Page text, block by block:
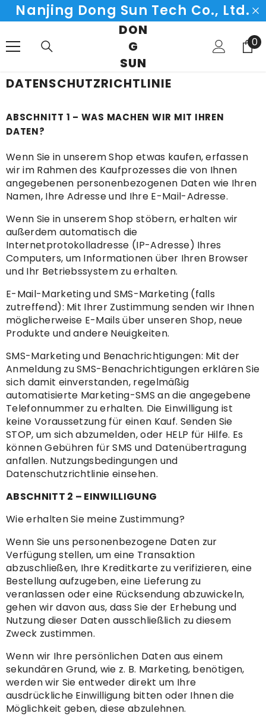
SKIP TO CONTENT
Nanjing Dong Sun Tech Co., Ltd.
DON
G
SUN
00
DATENSCHUTZRICHTLINIE
ABSCHNITT 1 – WAS MACHEN WIR MIT IHREN
DATEN?
Wenn Sie in unserem Shop etwas kaufen, erfassen
wir im Rahmen des Kaufprozesses die von Ihnen
angegebenen personenbezogenen Daten wie Ihren
Namen, Ihre Adresse und Ihre E-Mail-Adresse.
Wenn Sie in unserem Shop stöbern, erhalten wir
außerdem automatisch die
Internetprotokolladresse (IP-Adresse) Ihres
Computers, um Informationen über Ihren Browser
und Ihr Betriebssystem zu erhalten.
E-Mail-Marketing und SMS-Marketing (falls
zutreffend): Mit Ihrer Zustimmung senden wir Ihnen
möglicherweise E-Mails über unseren Shop, neue
Produkte und andere Neuigkeiten.
SMS-Marketing und Benachrichtigungen: Mit der
Anmeldung zu SMS-Benachrichtigungen erklären Sie
sich damit einverstanden, regelmäßig
automatisierte Marketing-SMS an die angegebene
Telefonnummer zu erhalten. Die Einwilligung ist
keine Voraussetzung für einen Kauf. Senden Sie
STOP, um sich abzumelden, oder HELP für Hilfe. Es
können Gebühren für SMS und Datenübertragung
anfallen. Nutzungsbedingungen und
Datenschutzrichtlinie einsehen.
ABSCHNITT 2 – EINWILLIGUNG
Wie erhalten Sie meine Zustimmung?
Wenn Sie uns personenbezogene Daten zur
Verfügung stellen, um eine Transaktion
abzuschließen, Ihre Kreditkarte zu verifizieren, eine
Bestellung aufzugeben, eine Lieferung zu
veranlassen oder eine Rücksendung abzuwickeln,
gehen wir davon aus, dass Sie der Erhebung und
Nutzung dieser Daten ausschließlich zu diesem
Zweck zustimmen.
Wenn wir Ihre persönlichen Daten aus einem
sekundären Grund, wie z. B. Marketing, benötigen,
werden wir Sie entweder direkt um Ihre
ausdrückliche Einwilligung bitten oder Ihnen die
Möglichkeit geben, diese abzulehnen.